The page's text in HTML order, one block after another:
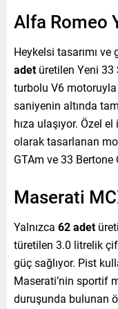
Alfa Romeo
Heykelsi tasarımı
adetüretilen Yeni 33
turbolu V6 motoruyla
saniyenin altında
hıza ulaşıyor. Özel
olarak tasarlanan
GTAm ve 33
Maserati
Yalnızca 62 adet
türetilen 3.0 litrelik
güç sağlıyor. Pist
Maserati’nin sportif
duruşunda bulunan